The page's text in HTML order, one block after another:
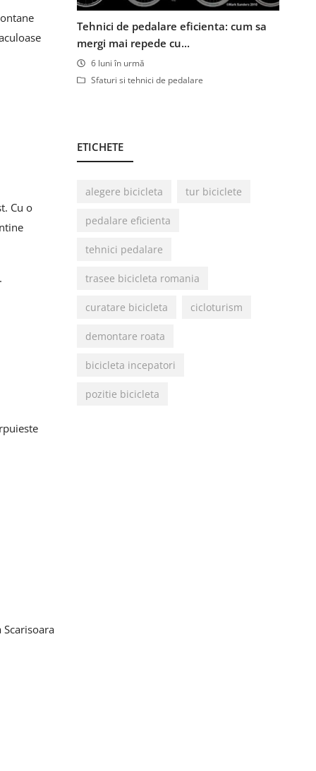
Cu o
Tehnici de pedalare eficienta: cum sa
mergi mai repede cu...
6 luni în urmă
Sfaturi si tehnici de pedalare
ETICHETE
alegere bicicleta tur biciclete
pedalare eficienta
tehnici pedalare
trasee bicicleta romania
curatare bicicleta cicloturism
demontare roata
bicicleta incepatori
pozitie bicicleta